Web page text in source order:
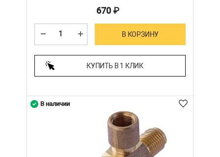
670₽
В КОРЗИНУ
КУПИТЬ В 1 КЛИК
В наличии